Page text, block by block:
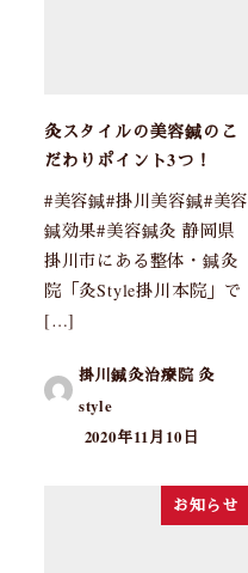
灸スタイルの美容鍼のこ
だわりポイント3つ！
#美容鍼#掛川美容鍼#美容
鍼効果#美容鍼灸 静岡県
掛川市にある整体・鍼灸
院「灸Style掛川本院」で
[…]
掛川鍼灸治療院 灸
style
2020年11月10日
お知らせ